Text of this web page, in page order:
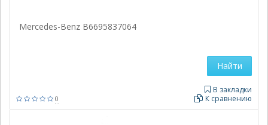
Mercedes-Benz B6695837064
0
В закладки
К сравнению
Найти